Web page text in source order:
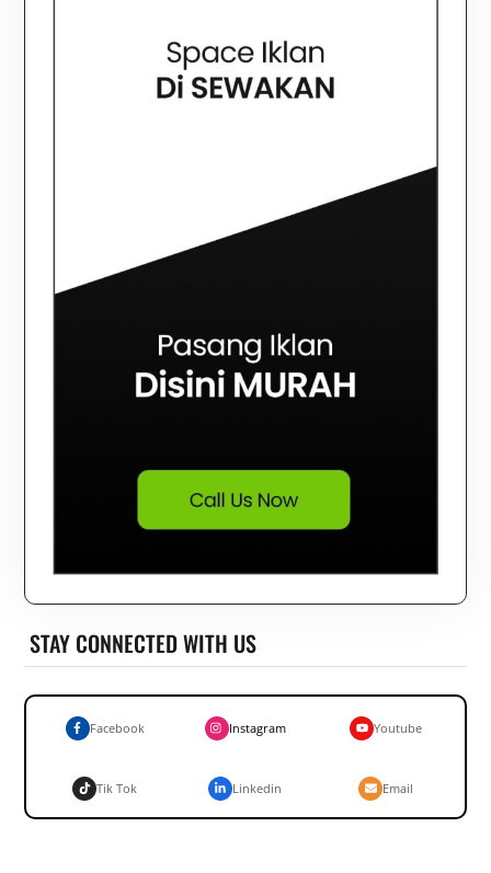
STAY CONNECTED WITH US
Facebook Instagram Youtube
Tik Tok Linkedin Email